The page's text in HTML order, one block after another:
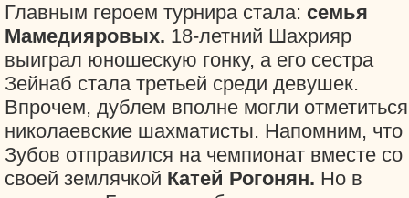
Главным героем турнира стала: семья
Мамедияровых. 18-летний Шахрияр
выиграл юношескую гонку, а его сестра
Зейнаб стала третьей среди девушек.
Впрочем, дублем вполне могли
николаевские шахматисты. Напомним, что
Зубов отправился на чемпионат вместе со
своей землячкой Катей Рогонян. Но в